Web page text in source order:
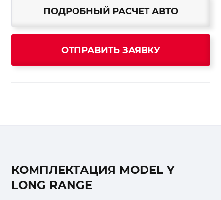
ПОДРОБНЫЙ РАСЧЕТ АВТО
ОТПРАВИТЬ ЗАЯВКУ
КОМПЛЕКТАЦИЯ MODEL Y
LONG RANGE